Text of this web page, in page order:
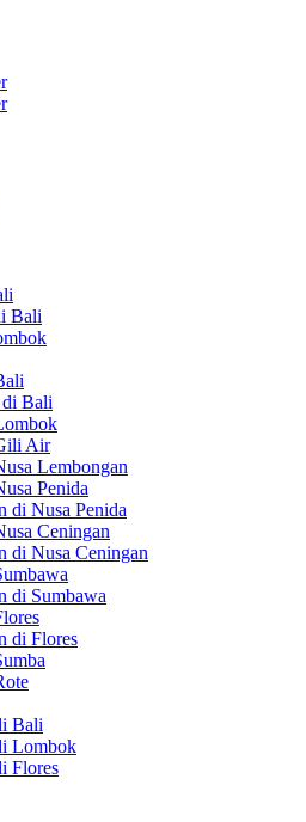
Bali
di Bali
Air
Lembongan
Penida
di Nusa Penida
Ceningan
di Nusa Ceningan
di Sumbawa
di Flores
Bali
Lombok
Flores